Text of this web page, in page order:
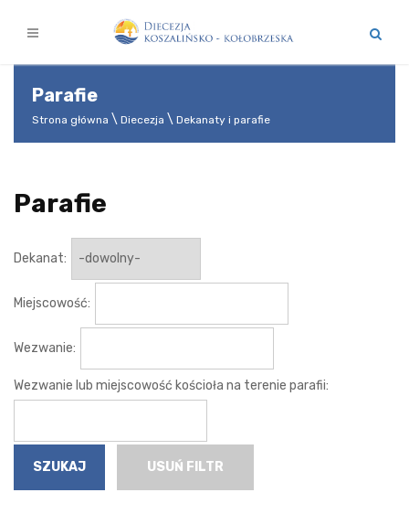
Parafie
Strona główna Diecezja Dekanaty i parafie
Parafie
Dekanat:
Miejscowość:
Wezwanie:
Wezwanie lub miejscowość kościoła na terenie parafii:
USUŃ FILTR